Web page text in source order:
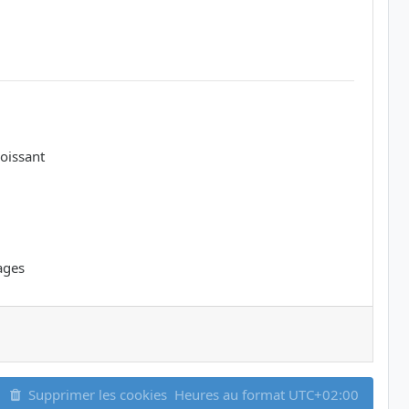
Supprimer les cookies Heures au format UTC+02:00